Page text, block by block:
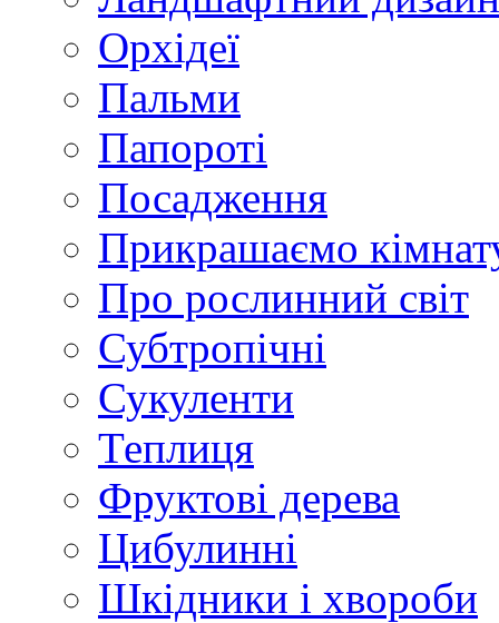
Орхідеї
Пальми
Папороті
Посадження
Прикрашаємо
Про рослинний світ
Субтропічні
Сукуленти
Теплиця
Фруктові дерева
Цибулинні
Шкідники і хвороби